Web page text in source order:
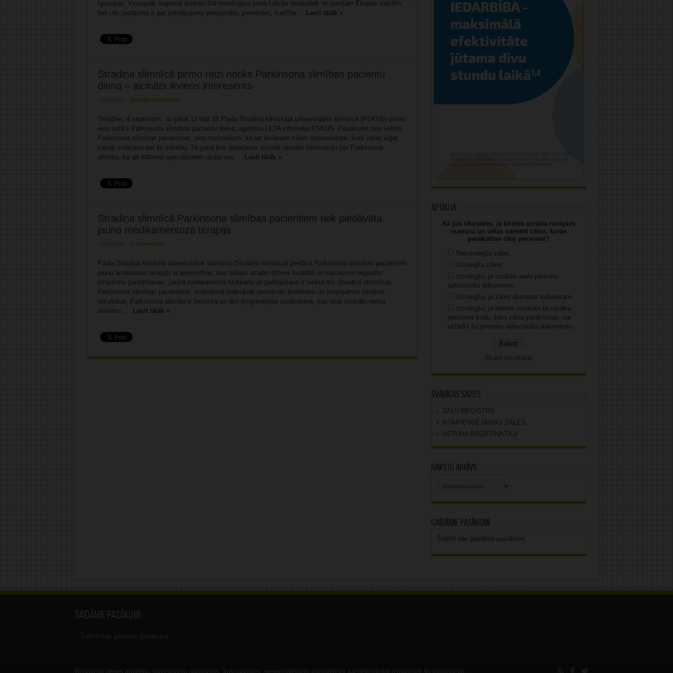
Igaunijas. Viņasprāt, kopumā ārstniecībā neiroloģijas jomā Latvija neatpaliek no pārējām Eiropas valstīm,
bet cits jautājums ir par pakalpojumu pieejamību, piemēram, kustību ... Lasīt tālāk »
Stradiņa slimnīcā pirmo reizi notiks Parkinsona slimības pacientu
diena – aicināts ikviens interesents
Rakstīt komentāru
Trešdien, 4.septembrī, no plkst.12 līdz 15 Paula Stradiņa klīniskajā universitātes slimnīcā (PSKUS) pirmo
reizi notiks Parkinsona slimības pacientu diena, aģentūru LETA informēja PSKUS. Pasākums būs veltīts
Parkinsona slimības pacientiem, viņu tuviniekiem, kā arī ikvienam citam interesentam, kurš vēlas iegūt
vairāk zināšanu par šo slimību. Tā gaitā būs iespējams uzzināt aktuālo informāciju par Parkinsona
slimību, kā arī klātienē speciālistiem uzdot sev ... Lasīt tālāk »
Stradiņa slimnīcā Parkinsona slimības pacientiem tiek piedāvāta
jauna medikamentozā terapija
1 komentārs
Paula Stradiņa Klīniskā universitātes slimnīca (Stradiņa slimnīca) piedāvā Parkinsona slimības pacientiem
jaunu ārstēšanas terapiju ar apomorfīnu, kas būtiski uzlabo dzīves kvalitāti un samazina negaidītu
simptomu parādīšanos. Jaunā medikamenta titrēšana un pielāgošana ir veikta trīs Stradiņa slimnīcas
Parkinsona slimības pacientiem, nodrošinot individuāli piemērotu ārstēšanu un iespējamos labākos
rezultātus. Parkinsona slimība ir hroniska un lēni progresējoša saslimšana, kas skar centrālo nervu
sistēmu, ... Lasīt tālāk »
Aptauja
Kā jūs rīkosities, ja klients uzrāda receptes
numuru un vēlas saņemt zāles, kuras
parakstītas citai personai?
Neizsniegšu zāles.
Izsniegšu zāles.
Izsniegšu, ja uzrādīs savu personu
apliecinošu dokumentu.
Izsniegšu, ja zāles domātas radiniekam.
Izsniegšu, ja klients nosauks tā cilvēka
personas kodu, kam zāles parakstītas, vai
uzrādīs šo personu apliecinošu dokumentu.
Skatīt rezultātus
Svarīgas saites
ZĀĻU REĢISTRS
KOMPENSĒJAMĀS ZĀLES
UZTURA BAGĀTINĀTĀJI
Rakstu arhīvs
Gaidāmie pasākumi
Šobrīd nav gaidāmo pasākumi.
Gaidāmie pasākumi
Šobrīd nav gaidāmo pasākumi.
Redakcija nenes atbildību sarežģījumu gadījumos, kas radušies, nespeciālistiem interpretējot vai nelietderīgi izmantojot šo informāciju.